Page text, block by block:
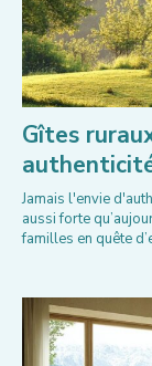
Gîtes
Jamais l'envie
aussi forte
familles en quête